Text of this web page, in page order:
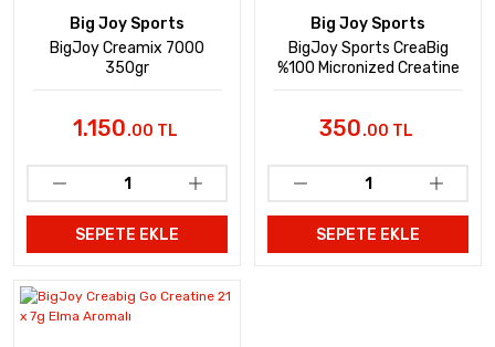
Big Joy Sports
BigJoy Creamix 7000
350gr
1.150.00 TL
SEPETE EKLE
Big Joy Sports
BigJoy Sports CreaBig
%100 Micronized Creatine
350.00 TL
SEPETE EKLE